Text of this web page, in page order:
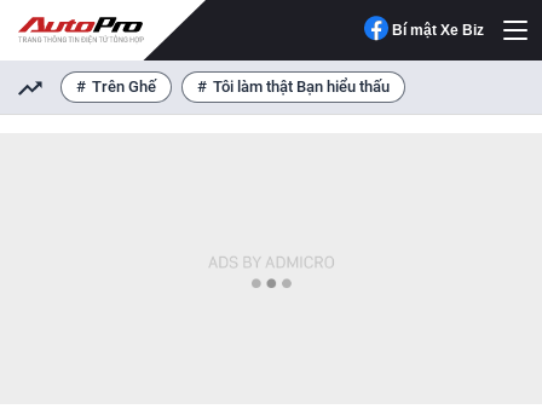
Bí mật Xe Biz
Trên Ghế Tôi làm thật Bạn hiểu thấu